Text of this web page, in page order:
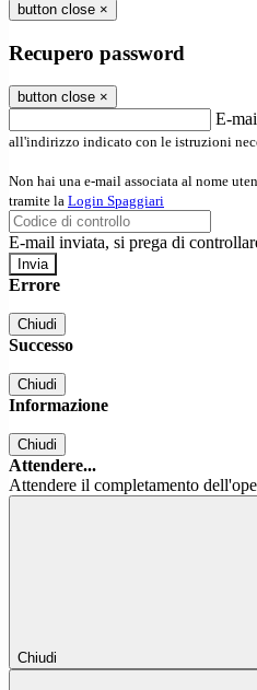
button close ×
Recupero password
button close ×
E-
all'indirizzo indicato con le istruzioni
Non hai una e-mail associata al nome
tramite la Login Spaggiari
E-mail inviata, si prega di
Errore
Chiudi
Successo
Chiudi
Informazione
Chiudi
Attendere...
Attendere il completamento
Chiudi